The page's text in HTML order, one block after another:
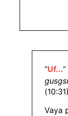
“Uf...”
(10:31)
Vaya